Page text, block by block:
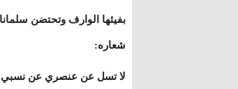
بفيئها الوارف وتحتضن
شعاره:
لا تسل عن عنصري عن نسبي